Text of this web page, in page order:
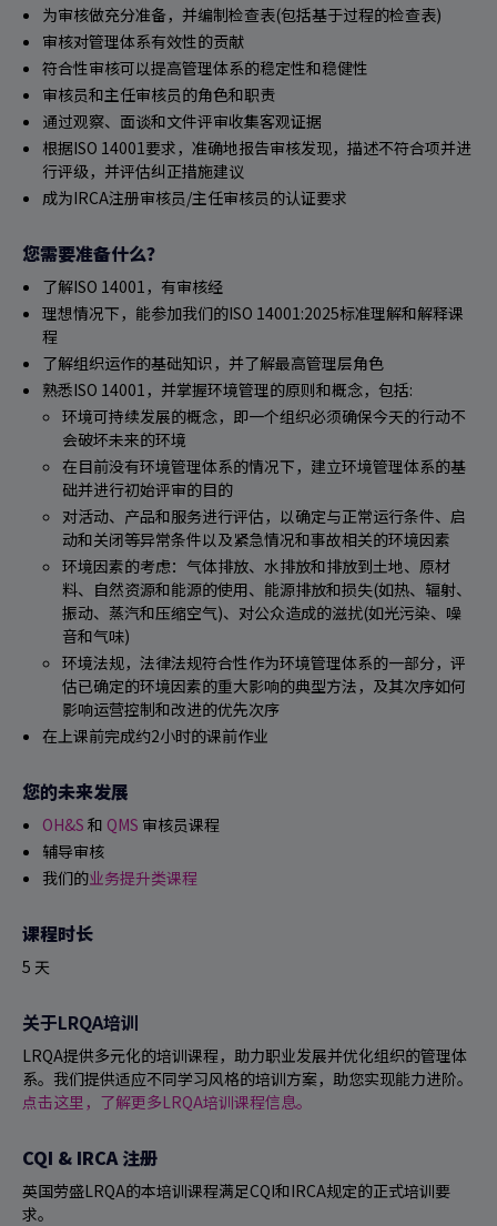
为审核做充分准备，并编制检查表(包括基于过程的检查表)
审核对管理体系有效性的贡献
符合性审核可以提高管理体系的稳定性和稳健性
审核员和主任审核员的角色和职责
通过观察、面谈和文件评审收集客观证据
根据ISO 14001要求，准确地报告审核发现，描述不符合项并进
行评级，并评估纠正措施建议
成为IRCA注册审核员/主任审核员的认证要求
您需要准备什么？
了解ISO 14001，有审核经
理想情况下，能参加我们的ISO 14001:2025标准理解和解释课
程
了解组织运作的基础知识，并了解最高管理层角色
熟悉ISO 14001，并掌握环境管理的原则和概念，包括:
环境可持续发展的概念，即一个组织必须确保今天的行动不
会破坏未来的环境
在目前没有环境管理体系的情况下，建立环境管理体系的基
础并进行初始评审的目的
对活动、产品和服务进行评估，以确定与正常运行条件、启
动和关闭等异常条件以及紧急情况和事故相关的环境因素
环境因素的考虑：气体排放、水排放和排放到土地、原材
料、自然资源和能源的使用、能源排放和损失(如热、辐射、
振动、蒸汽和压缩空气)、对公众造成的滋扰(如光污染、噪
音和气味)
环境法规，法律法规符合性作为环境管理体系的一部分，评
估已确定的环境因素的重大影响的典型方法，及其次序如何
影响运营控制和改进的优先次序
在上课前完成约2小时的课前作业
您的未来发展
OH&S 和 QMS 审核员课程
辅导审核
我们的业务提升类课程
课程时长
5 天
关于LRQA培训
LRQA提供多元化的培训课程，助力职业发展并优化组织的管理体
系。我们提供适应不同学习风格的培训方案，助您实现能力进阶。
点击这里，了解更多LRQA培训课程信息。
CQI & IRCA 注册
英国劳盛LRQA的本培训课程满足CQI和IRCA规定的正式培训要
求。